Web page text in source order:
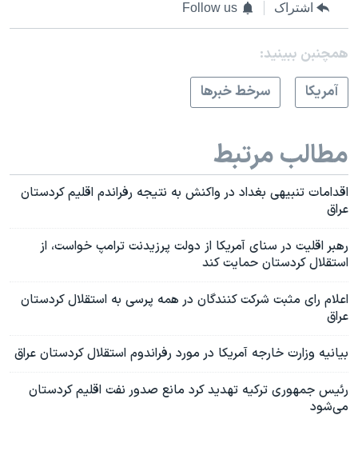
اشتراک Follow us
همچنبن ببینید:
آمريکا
سرخط خبرها
مطالب مرتبط
اقدامات تنبیهی بغداد در واکنش به نتیجه رفراندم اقلیم کردستان
عراق
رهبر اقلیت در سنای آمریکا از دولت پرزیدنت ترامپ خواست، از
استقلال کردستان حمایت کند
اعلام رای مثبت شرکت کنندگان در همه پرسی به استقلال کردستان
عراق
بیانیه وزارت خارجه آمریکا در مورد رفراندوم استقلال کردستان عراق
رئیس جمهوری ترکیه تهدید کرد مانع صدور نفت اقلیم کردستان
می‌شود